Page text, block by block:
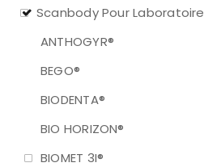
Scanbody Pour Laboratoire
ANTHOGYR®
BEGO®
BIODENTA®
BIO HORIZON®
BIOMET 3I®